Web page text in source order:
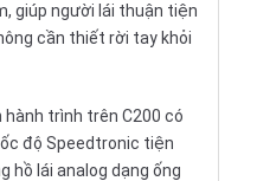
giúp người lái thuận tiện
cần thiết rời tay khỏi
trình trên C200 có
độ Speedtronic tiện
hồ lái analog dạng ống